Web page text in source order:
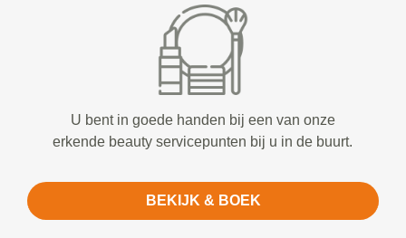
U bent in goede handen bij een van onze
erkende beauty servicepunten bij u in de buurt.
BEKIJK & BOEK